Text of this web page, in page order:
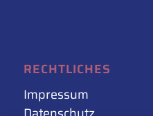
RECHTLICHES
Impressum